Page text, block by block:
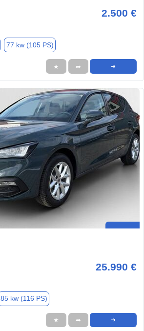
2.500 €
77 kw (105 PS)
★ ➦ ➜
25.990 €
85 kw (116 PS)
★ ➦ ➜